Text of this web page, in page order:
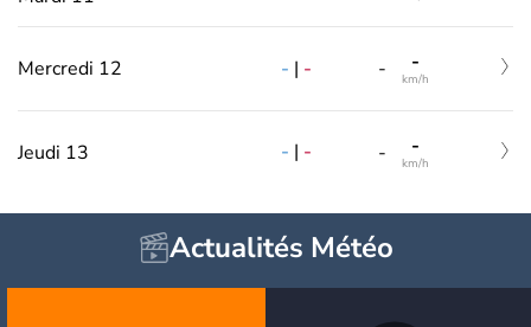
Mercredi 12 - | - - -
km/h
Jeudi 13 - | - - -
km/h
Actualités Météo